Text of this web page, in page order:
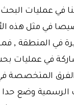
في مثل هذه
في المنطقة ,
في عمليات
المتخصصة
وضع حدا